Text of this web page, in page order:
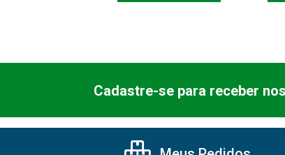
Cadastre-se para receber